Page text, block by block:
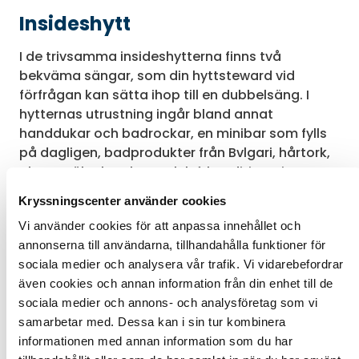
Kryssningscenter använder cookies
Vi använder cookies för att anpassa innehållet och
annonserna till användarna, tillhandahålla funktioner för
sociala medier och analysera vår trafik. Vi vidarebefordrar
även cookies och annan information från din enhet till de
sociala medier och annons- och analysföretag som vi
samarbetar med. Dessa kan i sin tur kombinera
informationen med annan information som du har
Insideshytt
I de trivsamma insideshytterna finns två
bekväma sängar, som din hyttsteward vid
förfrågan kan sätta ihop till en dubbelsäng. I
hytternas utrustning ingår bland annat
handdukar och badrockar, en minibar som fylls
på dagligen, badprodukter från Bvlgari, hårtork,
plattv, säkerhetsbox och luftkonditionering.
rumsservice dygnet runt.
Det går att få wifi-anslutning till hytten mot en
extra kostnad.
Kategori: F–G
Hyttens storlek: 14–16 m²
Hyttens inredning/utrustning kan variera